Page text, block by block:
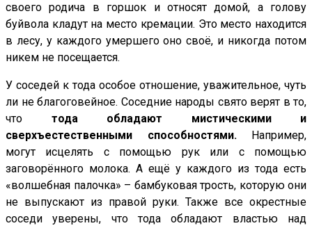
своего родича в горшок и относят домой, а голову
буйвола кладут на место кремации. Это место находится
в лесу, у каждого умершего оно своё, и никогда потом
никем не посещается.
У соседей к тода особое отношение, уважительное, чуть
ли не благоговейное. Соседние народы свято верят в то,
что тода обладают мистическими и
сверхъестественными способностями.Например,
могут исцелять с помощью рук или с помощью
заговорённого молока. А ещё у каждого из тода есть
«волшебная палочка» – бамбуковая трость, которую они
не выпускают из правой руки. Также все окрестные
соседи уверены, что тода обладают властью над